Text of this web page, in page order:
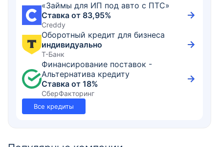
«Займы для ИП под авто с ПТС»
Ставка от 83,95%
Creddy
Оборотный кредит для бизнеса
индивидуально
Т-Банк
Финансирование поставок -
Альтернатива кредиту
Ставка от 18%
СберФакторинг
Все кредиты